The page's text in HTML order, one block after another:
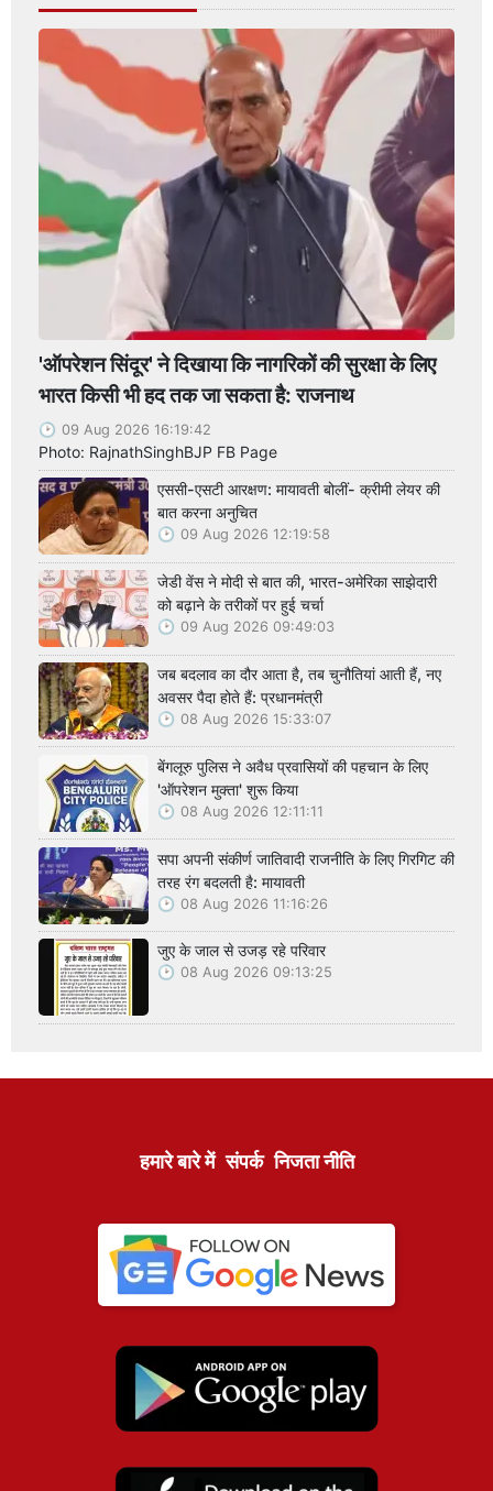
'ऑपरेशन सिंदूर' ने दिखाया कि नागरिकों की सुरक्षा के लिए
भारत किसी भी हद तक जा सकता है: राजनाथ
09 Aug 2026 16:19:42
Photo: RajnathSinghBJP FB Page
एससी-एसटी आरक्षण: मायावती बोलीं- क्रीमी लेयर की
बात करना अनुचित
09 Aug 2026 12:19:58
जेडी वेंस ने मोदी से बात की, भारत-अमेरिका साझेदारी
को बढ़ाने के तरीकों पर हुई चर्चा
09 Aug 2026 09:49:03
जब बदलाव का दौर आता है, तब चुनौतियां आती हैं, नए
अवसर पैदा होते हैं: प्रधानमंत्री
08 Aug 2026 15:33:07
बेंगलूरु पुलिस ने अवैध प्रवासियों की पहचान के लिए
'ऑपरेशन मुक्ता' शुरू किया
08 Aug 2026 12:11:11
सपा अपनी संकीर्ण जातिवादी राजनीति के लिए गिरगिट की
तरह रंग बदलती है: मायावती
08 Aug 2026 11:16:26
जुए के जाल से उजड़ रहे परिवार
08 Aug 2026 09:13:25
हमारे बारे में संपर्क निजता नीति